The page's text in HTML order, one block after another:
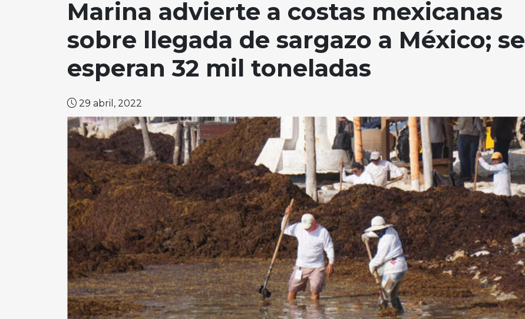
Marina advierte a costas mexicanas
sobre llegada de sargazo a México; se
esperan 32 mil toneladas
29 abril, 2022